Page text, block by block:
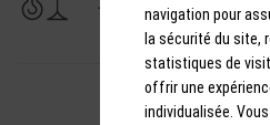
17-18°Cnavigation pour
la sécurité du site,
statistiques de
offrir une
individualisée.